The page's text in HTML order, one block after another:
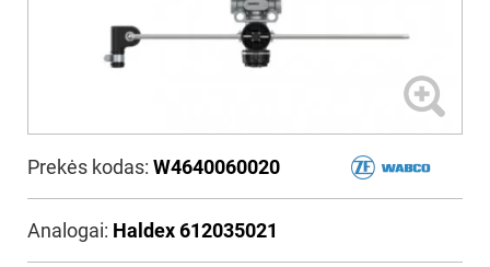
Prekės kodas: W4640060020
Analogai: Haldex 612035021